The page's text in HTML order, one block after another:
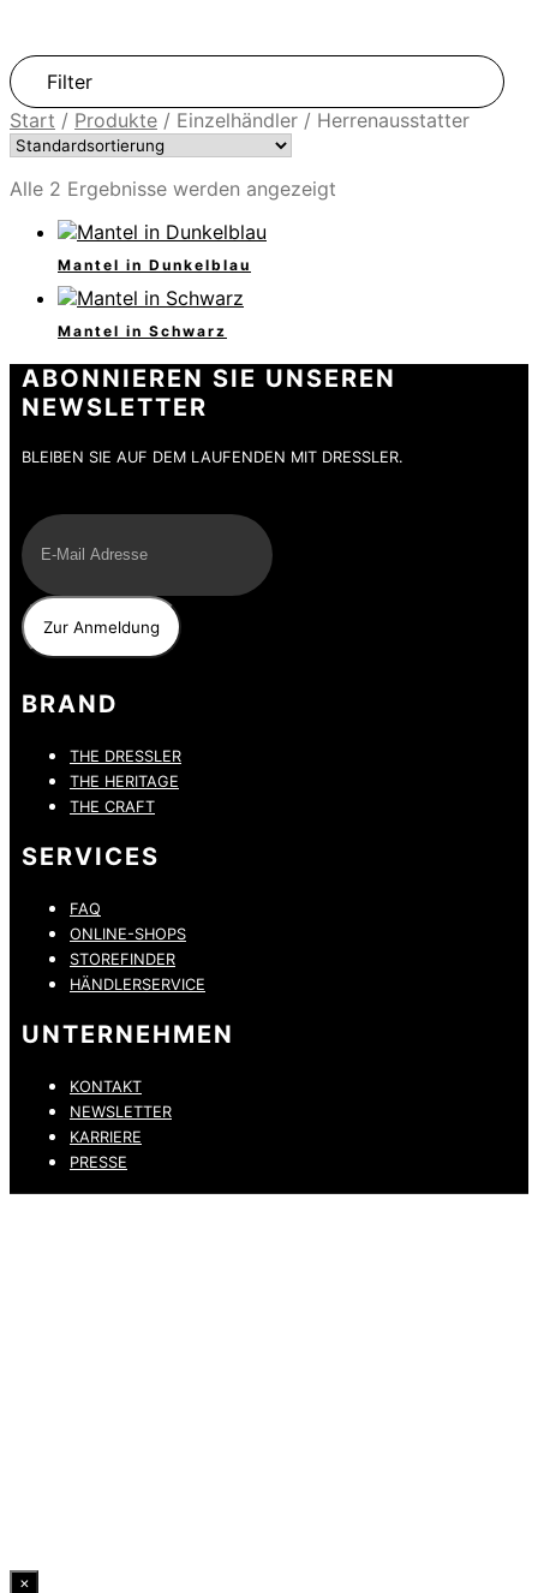
Filter
Start / Produkte / Einzelhändler / Herrenausstatter
Alle 2 Ergebnisse werden angezeigt
Mantel in Dunkelblau
Mantel in Schwarz
ABONNIEREN SIE UNSEREN
NEWSLETTER
BLEIBEN SIE AUF DEM LAUFENDEN MIT DRESSLER.
BRAND
THE DRESSLER
THE HERITAGE
THE CRAFT
SERVICES
FAQ
ONLINE-SHOPS
STOREFINDER
HÄNDLERSERVICE
UNTERNEHMEN
KONTAKT
NEWSLETTER
KARRIERE
PRESSE
×